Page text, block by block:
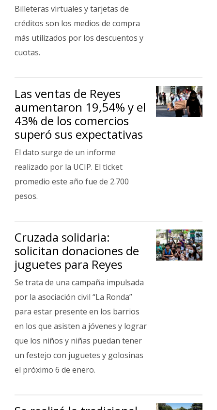
Billeteras virtuales y tarjetas de
créditos son los medios de compra
más utilizados por los descuentos y
cuotas.
Las ventas de Reyes
aumentaron 19,54% y el
43% de los comercios
superó sus expectativas
El dato surge de un informe
realizado por la UCIP. El ticket
promedio este año fue de 2.700
pesos.
Cruzada solidaria:
solicitan donaciones de
juguetes para Reyes
Se trata de una campaña impulsada
por la asociación civil “La Ronda”
para estar presente en los barrios
en los que asisten a jóvenes y lograr
que los niños y niñas puedan tener
un festejo con juguetes y golosinas
el próximo 6 de enero.